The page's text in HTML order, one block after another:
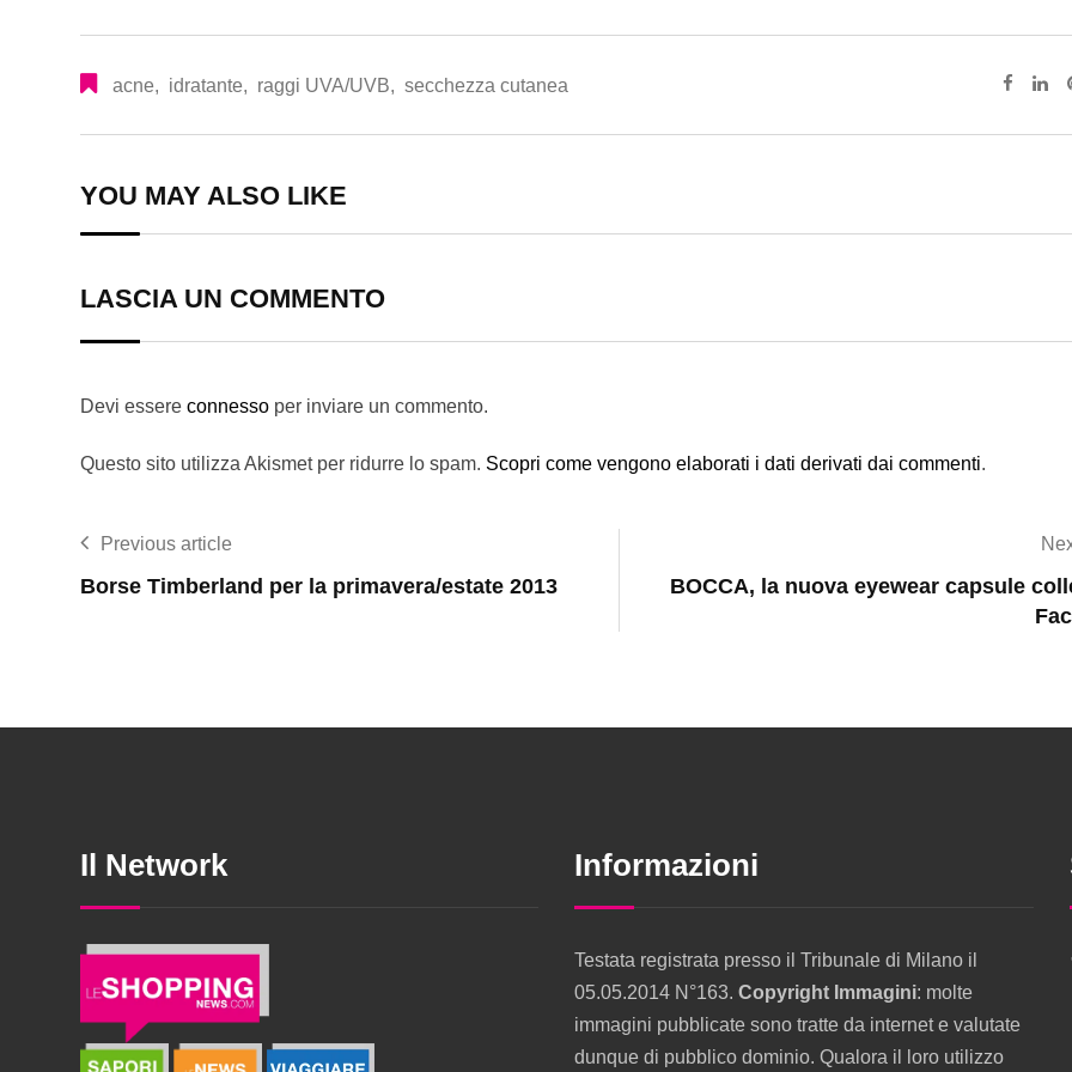
acne, idratante, raggi UVA/UVB, secchezza cutanea
YOU MAY ALSO LIKE
LASCIA UN COMMENTO
Devi essere connesso per inviare un commento.
Questo sito utilizza Akismet per ridurre lo spam. Scopri come vengono elaborati i dati derivati dai commenti.
Previous article
Borse Timberland per la primavera/estate 2013
BOCCA, la nuova eyewear capsule
Il Network Informazioni
Testata registrata presso il Tribunale di Milano il
05.05.2014 N°163.Copyright Immagini: molte
immagini pubblicate sono tratte da internet e valutate
dunque di pubblico dominio. Qualora il loro utilizzo